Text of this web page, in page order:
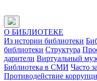
О БИБЛИОТЕКЕ
Из истории библиотеки
библиотеки Структура
дарители Виртуальный
Библиотека в СМИ Часто
Противодействие